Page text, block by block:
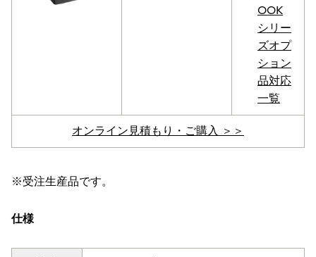
OOK
シリー
ズオプ
ション
品対応
一覧
オンライン見積もり・ご購入 ＞＞
※受注生産品です。
仕様